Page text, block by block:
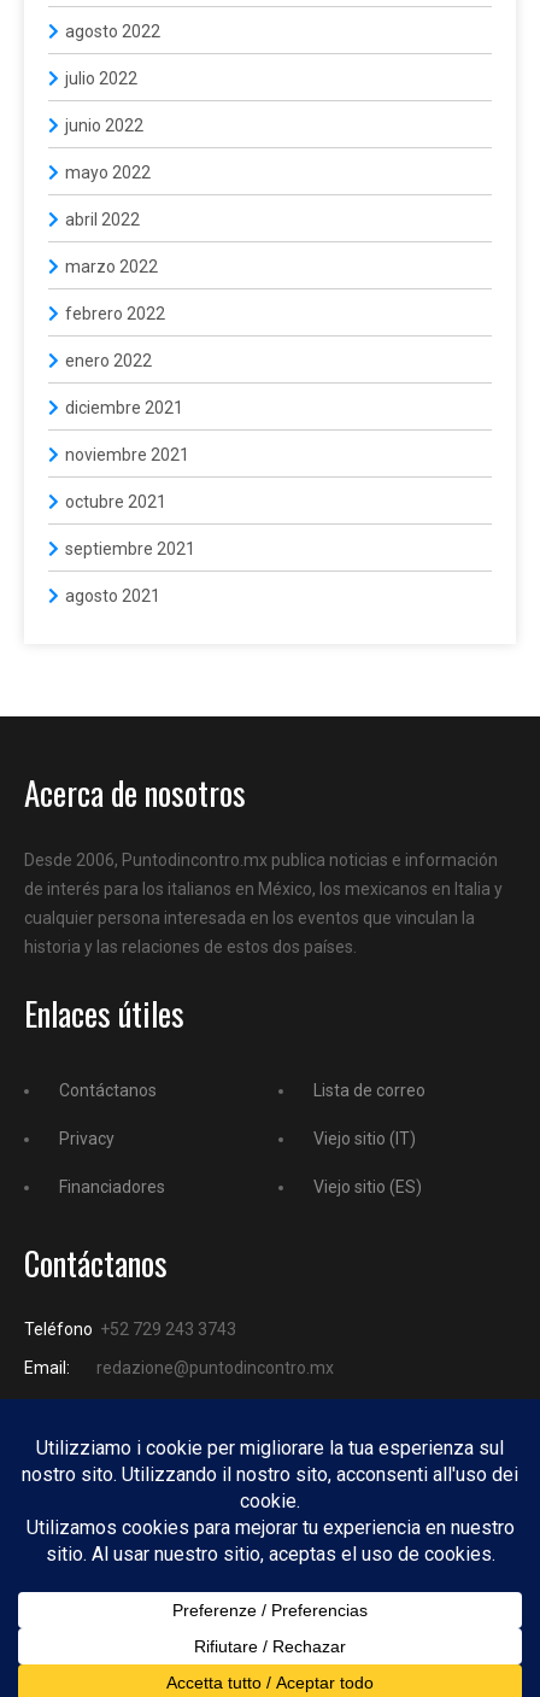
agosto 2022
julio 2022
junio 2022
mayo 2022
abril 2022
marzo 2022
febrero 2022
enero 2022
diciembre 2021
noviembre 2021
octubre 2021
septiembre 2021
agosto 2021
Acerca de nosotros
Desde 2006, Puntodincontro.mx publica noticias e información
de interés para los italianos en México, los mexicanos en Italia y
cualquier persona interesada en los eventos que vinculan la
historia y las relaciones de estos dos países.
Enlaces útiles
Contáctanos
Privacy
Financiadores
Lista de correo
Viejo sitio (IT)
Viejo sitio (ES)
Contáctanos
Teléfono +52 729 243 3743
Email:
redazione@puntodincontro.mx
PUNTODINCONTRO
Copyright © 2025 Puntodincontro
Design by DisegnoW